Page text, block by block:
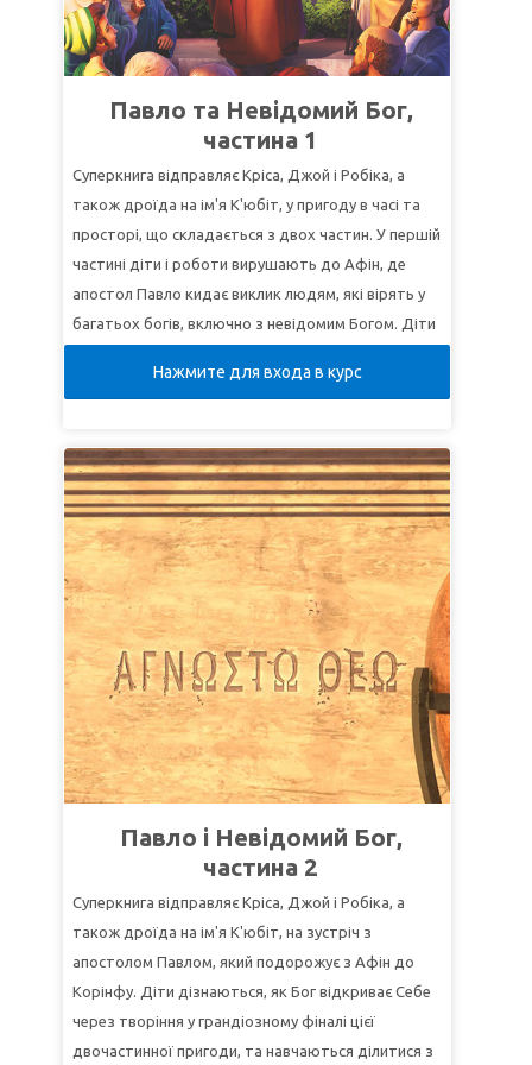
тобі розповім про велике та незрозуміле, чого
ти не знаєш!”(Книга Єремії 33:3).
УРОК 2: БУДЬ ХОРОБРИМ
СуперІстина:Бог допоможе мені відстояти
СуперВірш:"На Господа здай дорогу свою, і на
Нього надію клади, і Він зробить"(Псалом
36:5).
УРОК 3: БОГ МЕНЕ РЯТУЄ
СуперІстина:Господь рятує мене від
неприємностей.
СуперВірш:“Він рятує та визволяє, і чинить
Даниїла).
Павло та Невідомий Бог,
частина 1
Суперкнига відправляє Кріса, Джой і Робіка, а
також дроїда на ім'я К'юбіт, у пригоду в часі та
просторі, що складається з двох частин. У першій
частині діти і роботи вирушають до Афін, де
апостол Павло кидає виклик людям, які вірять у
багатьох богів, включно з невідомим Богом. Діти
єдиного істинного Бога!
СуперІстина:Творіння – доказ існування
невидимого Бога.
СуперВірш:
"Небо звіщає про Божую славу, а про
чин Його рук розказує небозвід"(Псалом 18:2).
УРОК 2: ЗАХИЩАЙТЕ СВОЮ ВІРУ
СуперІстина:
Найкращий спосіб захистити свою
віру – розповісти про те, що Бог зробив для мене.
СуперВірш:"А Господа Христа святіть у ваших
серцях, і завжди готовими будьте на відповідь
кожному, хто в вас запитає рахунку про надію, що
в вас, із лагідністю та зо страхом"
(1-е Петра 3:15).
УРОК 3: ПОДИВІТЬСЯ ЩЕ РАЗ!
Віра показує мені те, чого мої очі не
бачать.
СуперВірш:"Вірою ми розуміємо, що віки Словом
Божим збудовані, так що з невидимого сталось
видиме"
(До євреїв 11:3).
Нажмите для входа в курс
Павло і Невідомий Бог,
частина 2
Суперкнига відправляє Кріса, Джой і Робіка, а
також дроїда на ім'я К'юбіт, на зустріч з
апостолом Павлом, який подорожує з Афін до
Корінфу. Діти дізнаються, як Бог відкриває Себе
через творіння у грандіозному фіналі цієї
двочастинної пригоди, та навчаються ділитися з